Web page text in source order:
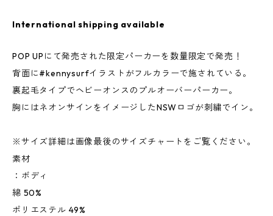
International shipping available
POP UPにて発売された限定パーカーを数量限定で発売！
背面に#kennysurfイラストがフルカラーで施されている。
裏起毛タイプでヘビーオンスのプルオーバーパーカー。
胸にはネオンサインをイメージしたNSWロゴが刺繍でイン。
※サイズ詳細は画像最後のサイズチャートをご覧ください。
素材
：ボディ
綿 50%
ポリエステル 49%